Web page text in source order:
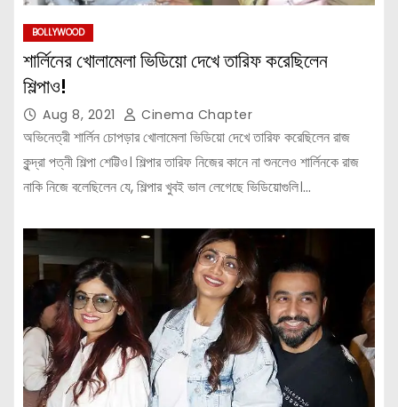
BOLLYWOOD
শার্লিনের খোলামেলা ভিডিয়ো দেখে তারিফ করেছিলেন
শিল্পাও!
Aug 8, 2021 Cinema Chapter
অভিনেত্রী শার্লিন চোপড়ার খোলামেলা ভিডিয়ো দেখে তারিফ করেছিলেন রাজ
কুন্দ্রা পত্নী শিল্পা শেট্টিও। শিল্পার তারিফ নিজের কানে না শুনলেও শার্লিনকে রাজ
নাকি নিজে বলেছিলেন যে, শিল্পার খুবই ভাল লেগেছে ভিডিয়োগুলি।…